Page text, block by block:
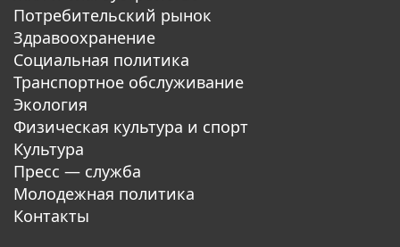
Потребительский рынок
Здравоохранение
Социальная политика
Транспортное обслуживание
Экология
Физическая культура и спорт
Культура
Пресс — служба
Молодежная политика
Контакты